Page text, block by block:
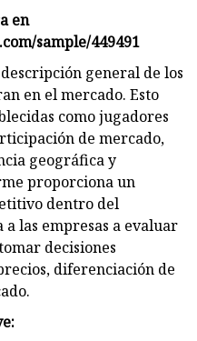
en
sample/449491
general de los
en el mercado. Esto
como jugadores
de mercado,
geográfica y
proporciona un
dentro del
a las empresas a evaluar
decisiones
diferenciación de